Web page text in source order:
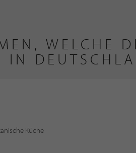
WELCHE
IN
Küche